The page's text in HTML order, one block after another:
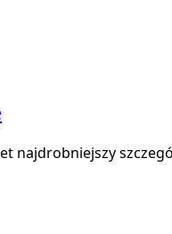
najdrobniejszy